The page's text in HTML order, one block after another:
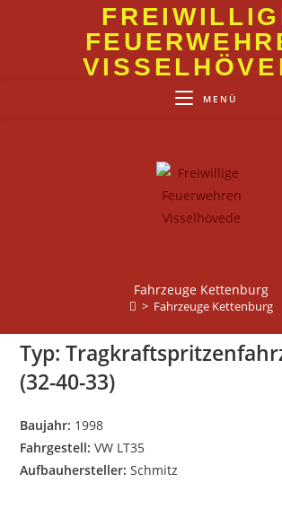
MENÜ
Fahrzeuge Kettenburg
> Fahrzeuge Kettenburg
Typ:
(32-40-33)
Baujahr: 1998
Fahrgestell:VW LT35
Aufbauhersteller:Schmitz